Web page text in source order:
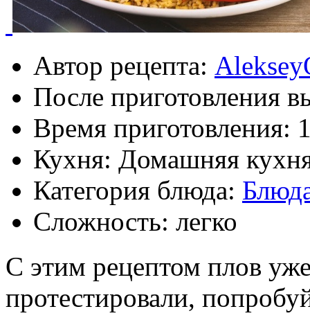
Автор рецепта:
После приготовления
Время приготовления:
Кухня: Домашняя
Категория блюда:
Сложность: легко
С этим рецептом плов
протестировали,